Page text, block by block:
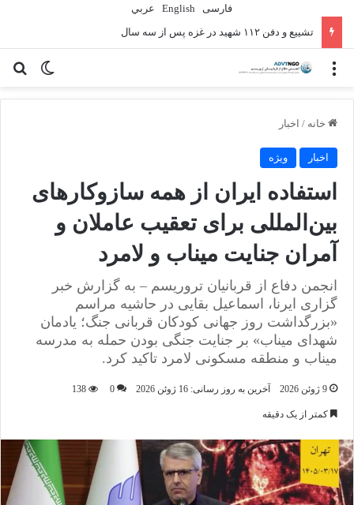
فارسی English
عربي
تشییع و دفن ۱۱۲ شهید در غزه پس از سه سال
تغییر منو
خانه / اخبار
اخبار ویژه
استفاده ایران از همه سازوکارهای
بین‌المللی برای تعقیب عاملان و
آمران جنایت میناب و لامرد
انجمن دفاع از قربانیان تروریسم – به گزارش خبر
گزاری ایرنا، اسماعیل بقایی در حاشیه مراسم
«بزرگداشت روز جهانی کودکان قربانی جنگ؛ یادمان
شهدای میناب» بر جنایت جنگی بودن حمله به مدرسه
میناب و منطقه مسکونی لامرد تاکید کرد.
9 ژوئن 2026 آخرین به روز رسانی: 16 ژوئن 2026 0
138
کمتر از یک دقیقه